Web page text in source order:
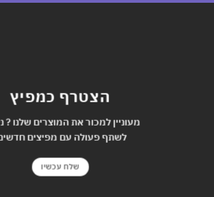
הצטרף כמפיץ
מעוניין למכור את המוצרים שלנו ? נשמח
לשתף פעולה עם מפיצים חדשים.
שלח עכשיו